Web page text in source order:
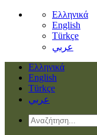
Ελληνικά
English
Türkçe
عربي
Ελληνικά
English
Türkçe
عربي